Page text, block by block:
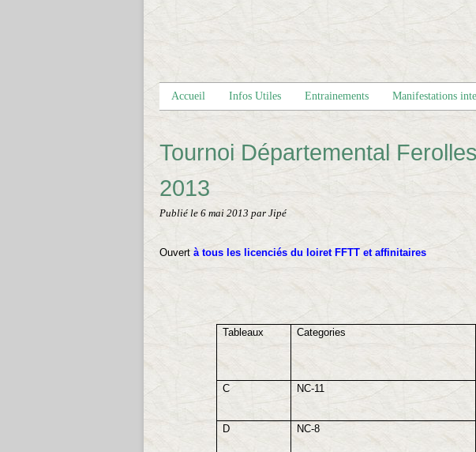
Accueil Infos Utiles Entrainements Manifestations
Tournoi Départemental
2013
Publié le 6 mai 2013 par Jipé
Ouvert à tous les licenciés du loiret FFTT et affinitaires
Tableaux Categories
C NC-11
D NC-8